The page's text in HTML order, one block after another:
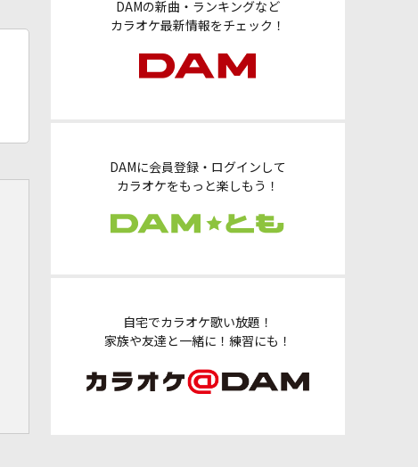
DAMの新曲・ランキングなど
カラオケ最新情報をチェック！
DAMに会員登録・ログインして
カラオケをもっと楽しもう！
自宅でカラオケ歌い放題！
家族や友達と一緒に！練習にも！